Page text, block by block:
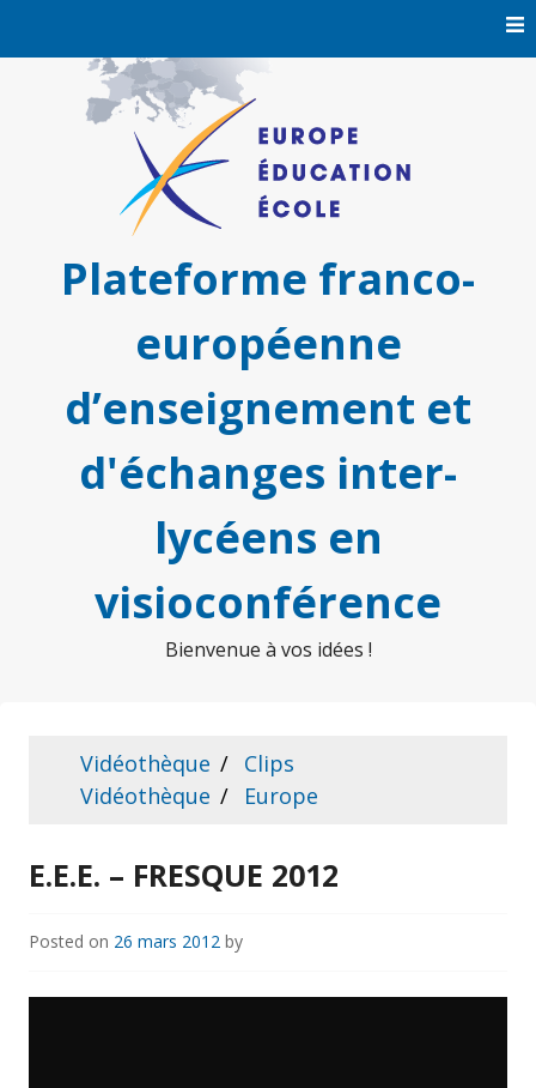
Plateforme franco-
européenne
d’enseignement et
d'échanges inter-
lycéens en
visioconférence
Bienvenue à vos idées !
Vidéothèque
Clips
Vidéothèque
Europe
E.E.E. – FRESQUE 2012
Posted on 26 mars 2012 by